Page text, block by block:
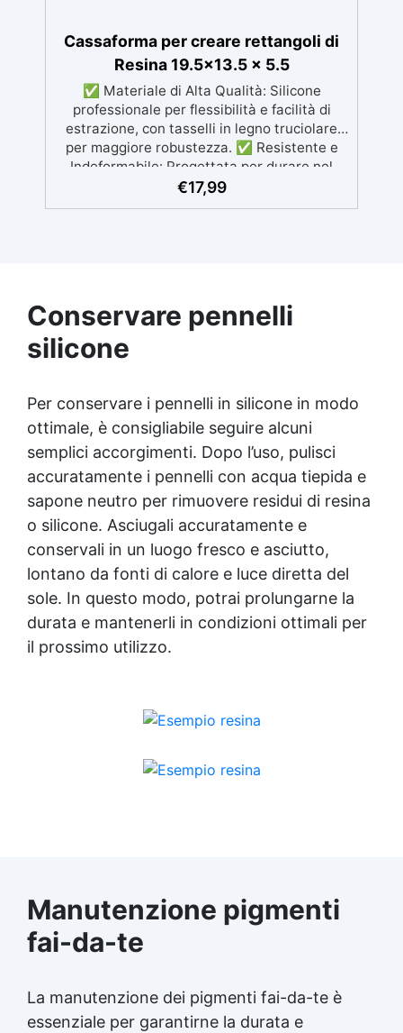
Cassaforma per creare rettangoli di
Resina 19.5×13.5 x 5.5
✅ Materiale di Alta Qualità: Silicone
professionale per flessibilità e facilità di
estrazione, con tasselli in legno truciolare
per maggiore robustezza. ✅ Resistente e
Indeformabile: Progettata per durare nel
tempo, senza deformarsi, garantendo
progetti di resina e altre creazioni
rettangolari, con semplice processo di
€17,99
Conservare pennelli
silicone
Per conservare i pennelli in silicone in modo
ottimale, è consigliabile seguire alcuni
semplici accorgimenti. Dopo l’uso, pulisci
accuratamente i pennelli con acqua tiepida e
sapone neutro per rimuovere residui di resina
o silicone. Asciugali accuratamente e
conservali in un luogo fresco e asciutto,
lontano da fonti di calore e luce diretta del
sole. In questo modo, potrai prolungarne la
durata e mantenerli in condizioni ottimali per
il prossimo utilizzo.
Manutenzione pigmenti
fai-da-te
La manutenzione dei pigmenti fai-da-te è
essenziale per garantirne la durata e